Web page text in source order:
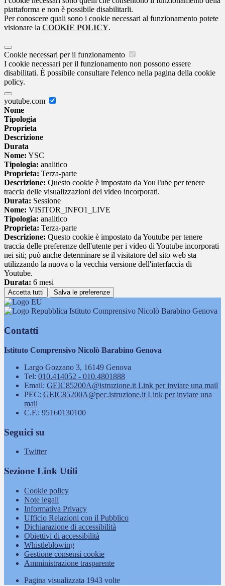
piattaforma e non è possibile disabilitarli.
Per conoscere quali sono i cookie necessari al funzionamento potete
visionare la COOKIE POLICY.
Cookie necessari per il funzionamento
I cookie necessari per il funzionamento non possono essere
disabilitati. È possibile consultare l'elenco nella pagina della cookie
policy.
youtube.com
Nome
Tipologia
Proprieta
Descrizione
Durata
Nome: YSC
Tipologia: analitico
Proprieta: Terza-parte
Descrizione: Questo cookie è impostato da YouTube per tenere
traccia delle visualizzazioni dei video incorporati.
Durata: Sessione
Nome: VISITOR_INFO1_LIVE
Tipologia: analitico
Proprieta: Terza-parte
Descrizione: Questo cookie è impostato da Youtube per tenere
traccia delle preferenze dell'utente per i video di Youtube incorporati
nei siti; può anche determinare se il visitatore del sito web sta
utilizzando la nuova o la vecchia versione dell'interfaccia di
Youtube.
Durata: 6 mesi
Accetta tutti Salva le preferenze
Istituto Comprensivo Nicolò Barabino Genova
Contatti
Istituto Comprensivo Nicolò Barabino Genova
Largo Gozzano 3, 16149 Genova
Tel: 010.414052 - 010.4801888
Email: GEIC85200A@istruzione.it Link per inviare una mail
PEC: GEIC85200A@pec.istruzione.it Link per inviare una
mail
C.F.: 95160130100
Seguici su
Twitter
Sezione Link Utili
Cookie policy
Note legali
Informativa Privacy
Ufficio Relazioni con il Pubblico
Dichiarazione di accessibilità
Obiettivi di accessibilità
Whistleblowing
Gestione consensi cookie
Amministrazione trasparente
Pagina visualizzata 1943 volte